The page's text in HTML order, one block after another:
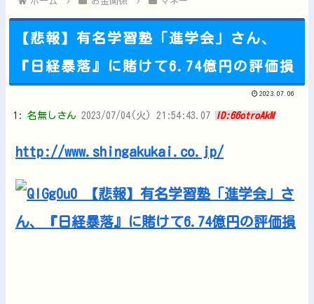
Powered by livedoor 相互RSS
【悲報】有名学習塾「進学会」さん、
『日経暴落』に賭けて6.74億円の評価損
2023.07.06
1: 名無しさん 2023/07/04(火) 21:54:43.07 ID:66otroAkM
http://www.shingakukai.co.jp/